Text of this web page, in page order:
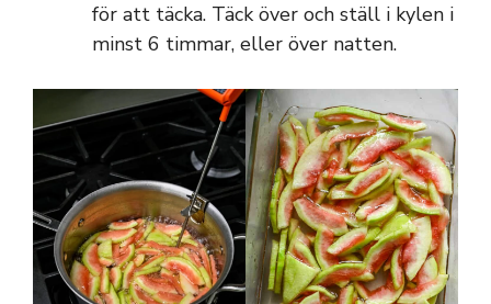
för att täcka. Täck över och ställ i kylen i
minst 6 timmar, eller över natten.